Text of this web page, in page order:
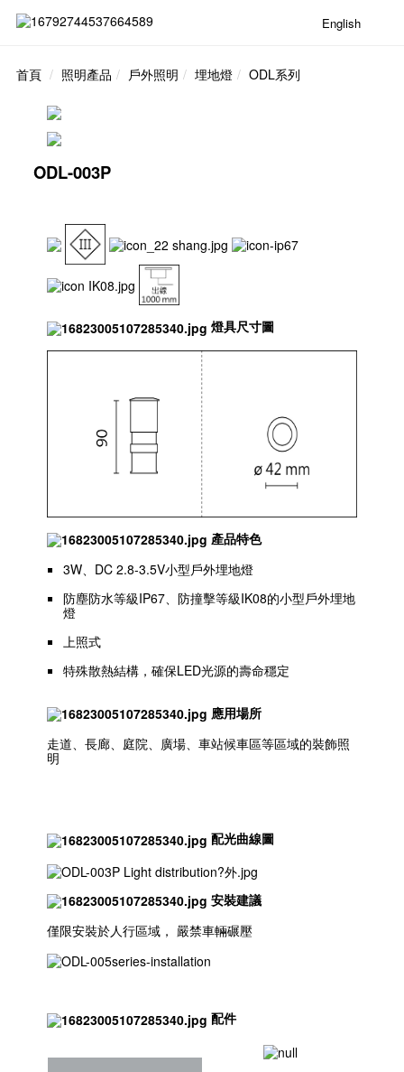
English
首頁 照明產品 戶外照明 埋地燈 ODL系列
ODL-003P
燈具尺寸圖
產品特色
3W、DC 2.8-3.5V小型戶外埋地燈
防塵防水等級IP67、防撞擊等級IK08的小型戶外埋地
燈
上照式
特殊散熱結構，確保LED光源的壽命穩定
應用場所
走道、長廊、庭院、廣場、車站候車區等區域的裝飾照
明
配光曲線圖
安裝建議
僅限安裝於人行區域， 嚴禁車輛碾壓
配件